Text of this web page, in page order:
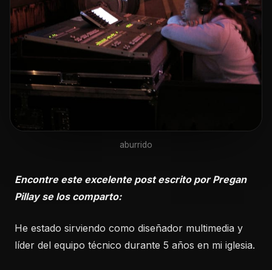
aburrido
Encontre este excelente post escrito por Pregan
Pillay se los comparto:
He estado sirviendo como diseñador multimedia y
líder del equipo técnico durante 5 años en mi iglesia.